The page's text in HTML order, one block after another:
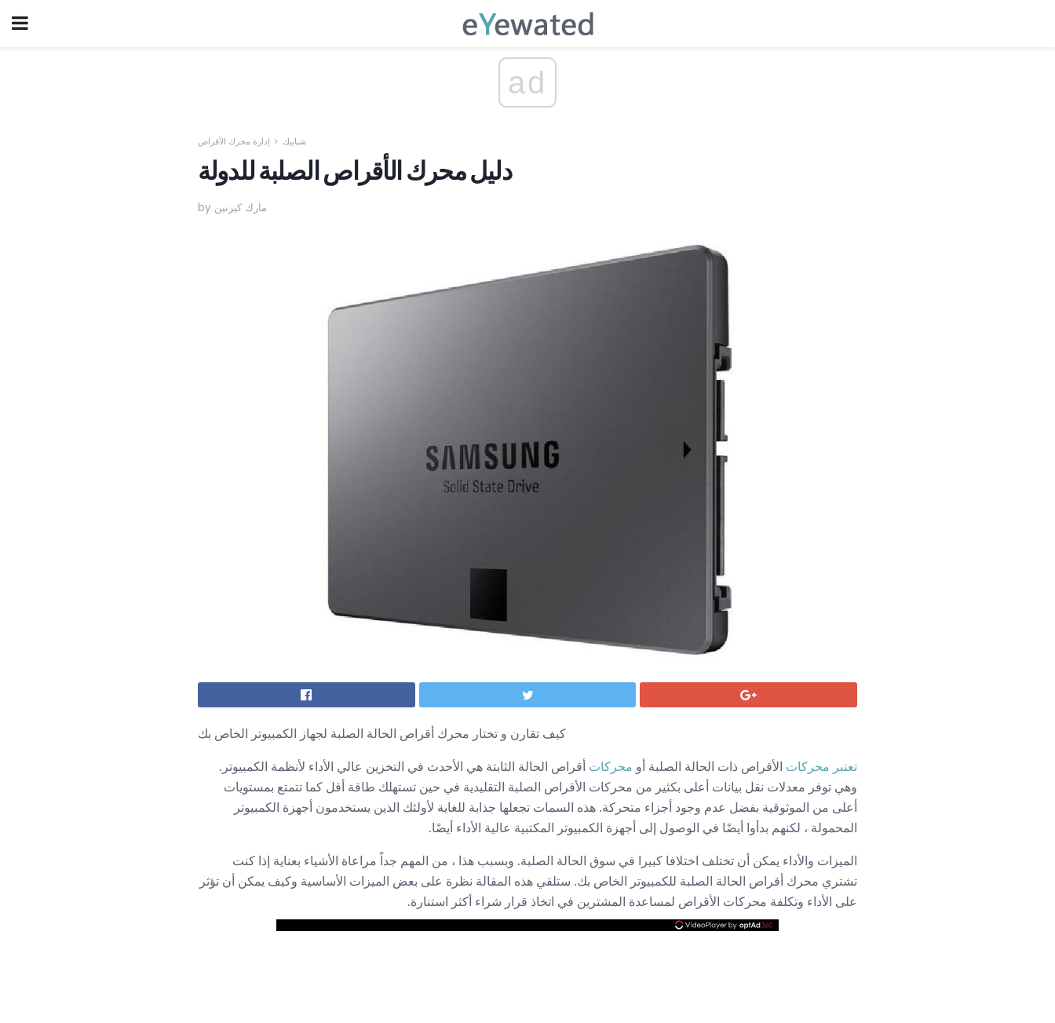
ad
شبابيك إدارة محرك الأقراص
دليل محرك الأقراص الصلبة للدولة
by مارك كيرنين
كيف تقارن و تختار محرك أقراص الحالة الصلبة لجهاز الكمبيوتر الخاص بك
تعتبر محركات الأقراص ذات الحالة الصلبة أو محركات أقراص الحالة الثابتة هي الأحدث في التخزين عالي الأداء لأنظمة الكمبيوتر.
وهي توفر معدلات نقل بيانات أعلى بكثير من محركات الأقراص الصلبة التقليدية في حين تستهلك طاقة أقل كما تتمتع بمستويات
أعلى من الموثوقية بفضل عدم وجود أجزاء متحركة. هذه السمات تجعلها جذابة للغاية لأولئك الذين يستخدمون أجهزة الكمبيوتر
المحمولة ، لكنهم بدأوا أيضًا في الوصول إلى أجهزة الكمبيوتر المكتبية عالية الأداء أيضًا.
الميزات والأداء يمكن أن تختلف اختلافا كبيرا في سوق الحالة الصلبة. وبسبب هذا ، من المهم جداً مراعاة الأشياء بعناية إذا كنت
تشتري محرك أقراص الحالة الصلبة للكمبيوتر الخاص بك. ستلقي هذه المقالة نظرة على بعض الميزات الأساسية وكيف يمكن أن تؤثر
على الأداء وتكلفة محركات الأقراص لمساعدة المشترين في اتخاذ قرار شراء أكثر استنارة.